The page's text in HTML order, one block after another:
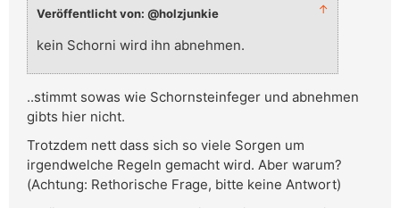
Veröffentlicht von: @holzjunkie ↑
kein Schorni wird ihn abnehmen.
..stimmt sowas wie Schornsteinfeger und abnehmen
gibts hier nicht.
Trotzdem nett dass sich so viele Sorgen um
irgendwelche Regeln gemacht wird. Aber warum?
(Achtung: Rethorische Frage, bitte keine Antwort)